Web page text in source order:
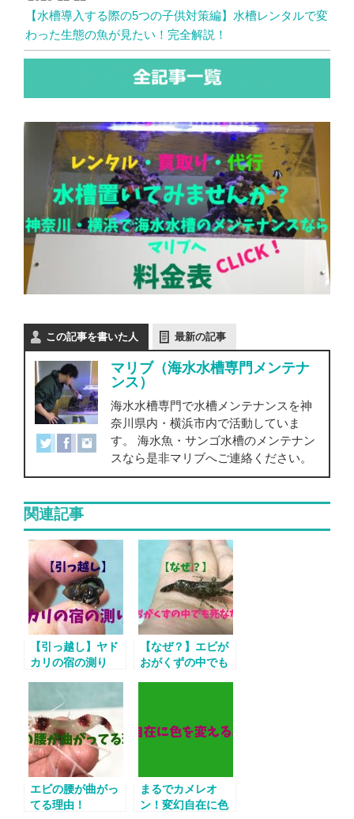
【水槽導入する際の5つの子供対策編】水槽レンタルで変
わった生態の魚が見たい！完全解説！
この記事を書いた人 最新の記事
マリブ（海水水槽専門メンテナ
ンス）
海水水槽専門で水槽メンテナンスを神
奈川県内・横浜市内で活動していま
す。 海水魚・サンゴ水槽のメンテナン
スなら是非マリブへご連絡ください。
関連記事
【引っ越し】ヤド
カリの宿の測り
【なぜ？】エビが
おがくずの中でも
エビの腰が曲がっ
てる理由！
まるでカメレオ
ン！変幻自在に色